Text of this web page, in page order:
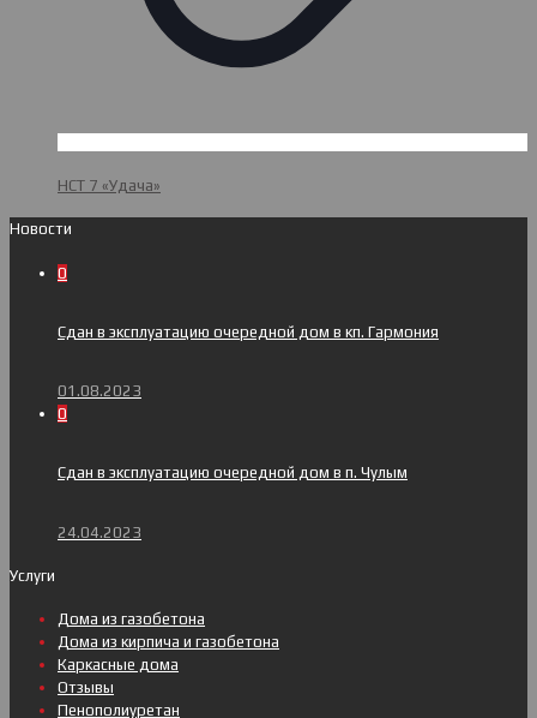
НСТ 7 «Удача»
Новости
0
Сдан в эксплуатацию очередной дом в кп. Гармония
01.08.2023
0
Сдан в эксплуатацию очередной дом в п. Чулым
24.04.2023
Услуги
Дома из газобетона
Дома из кирпича и газобетона
Каркасные дома
Отзывы
Пенополиуретан